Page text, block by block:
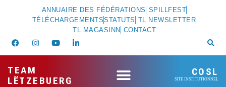
ANNUAIRE DES FÉDÉRATIONS SPILLFEST
TÉLÉCHARGEMENTSSTATUTS TL NEWSLETTER
TL MAGASINN CONTACT
TEAM
LËTZEBUERG
COSL
SITE INSTITUTIONNEL